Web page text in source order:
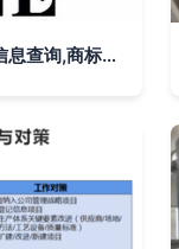
yoone商标注册第5类 医药类商标信息查询,商标状态查询 路标网